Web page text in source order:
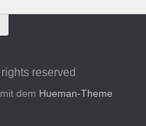
reserved
dem Hueman-Theme